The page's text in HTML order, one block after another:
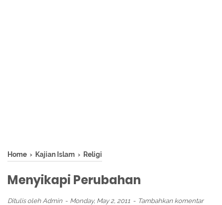
Home › Kajian Islam › Religi
Menyikapi Perubahan
Ditulis oleh Admin Monday, May 2, 2011 Tambahkan komentar